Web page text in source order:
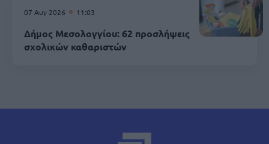
07 Αυγ 2026 11:03
Δήμος Μεσολογγίου: 62 προσλήψεις
σχολικών καθαριστών